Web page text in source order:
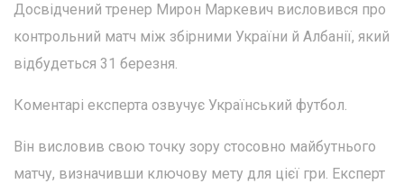
Досвідчений тренер Мирон Маркевич висловився про
контрольний матч між збірними України й Албанії, який
відбудеться 31 березня.
Коментарі експерта озвучує Український футбол.
Він висловив свою точку зору стосовно майбутнього
матчу, визначивши ключову мету для цієї гри. Експерт